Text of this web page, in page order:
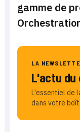
gamme de
LA
L'actu du
L'essentiel de
dans votre